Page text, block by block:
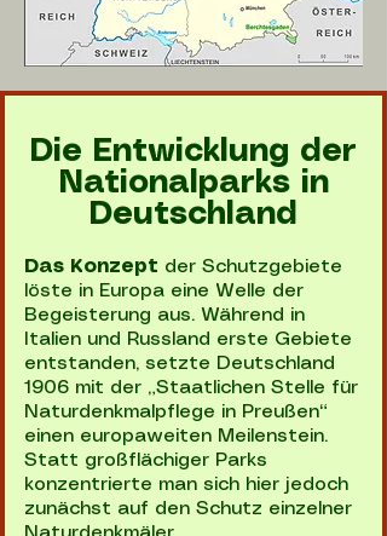
Die Entwicklung der
Nationalparks in
Deutschland
Das Konzept der Schutzgebiete
löste in Europa eine Welle der
Begeisterung aus. Während in
Italien und Russland erste Gebiete
entstanden, setzte Deutschland
1906 mit der „Staatlichen Stelle für
Naturdenkmalpflege in Preußen“
einen europaweiten Meilenstein.
Statt großflächiger Parks
konzentrierte man sich hier jedoch
zunächst auf den Schutz einzelner